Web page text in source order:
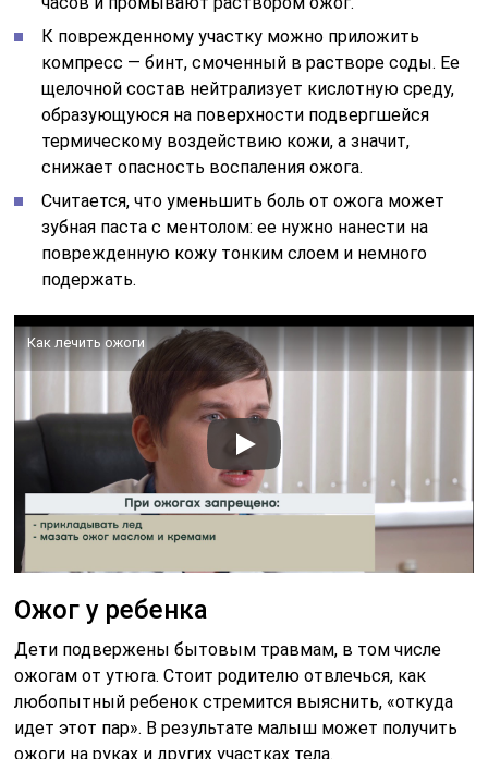
К поврежденному участку можно приложить
компресс — бинт, смоченный в растворе соды. Ее
щелочной состав нейтрализует кислотную среду,
образующуюся на поверхности подвергшейся
термическому воздействию кожи, а значит,
снижает опасность воспаления ожога.
Считается, что уменьшить боль от ожога может
зубная паста с ментолом: ее нужно нанести на
поврежденную кожу тонким слоем и немного
подержать.
Как лечить ожоги
Ожог у ребенка
Дети подвержены бытовым травмам, в том числе
ожогам от утюга. Стоит родителю отвлечься, как
любопытный ребенок стремится выяснить, «откуда
идет этот пар». В результате малыш может получить
ожоги на руках и других участках тела.